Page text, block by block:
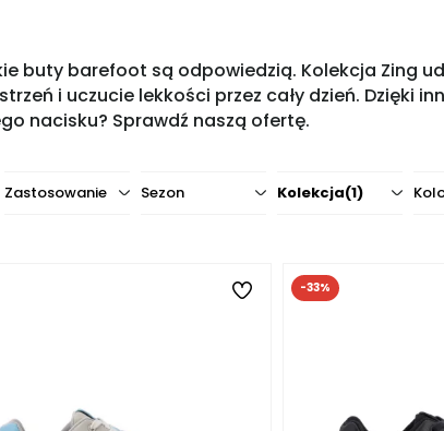
buty barefoot są odpowiedzią. Kolekcja Zing
i uczucie lekkości przez cały dzień. Dzięki
nacisku? Sprawdź naszą ofertę.
Zastosowanie Sezon Kolekcja(1)
-33%